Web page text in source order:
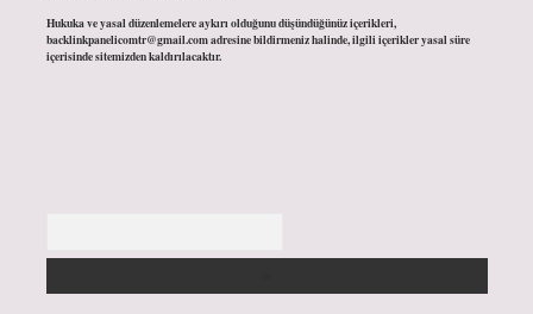
Hukuka ve yasal düzenlemelere aykırı olduğunu düşündüğünüz içerikleri,
backlinkpanelicomtr@gmail.comadresine bildirmeniz halinde, ilgili içerikler yasal süre
içerisinde sitemizden kaldırılacaktır.